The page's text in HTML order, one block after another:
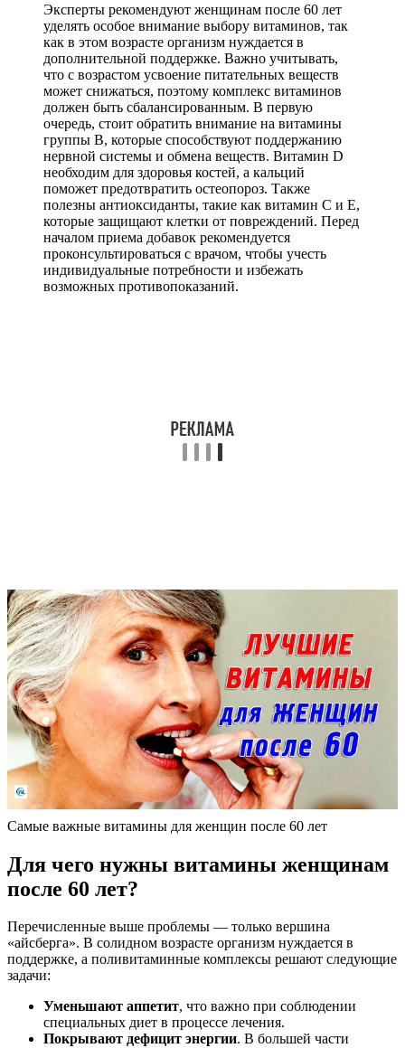
Эксперты рекомендуют женщинам после 60 лет
уделять особое внимание выбору витаминов, так
как в этом возрасте организм нуждается в
дополнительной поддержке. Важно учитывать,
что с возрастом усвоение питательных веществ
может снижаться, поэтому комплекс витаминов
должен быть сбалансированным. В первую
очередь, стоит обратить внимание на витамины
группы B, которые способствуют поддержанию
нервной системы и обмена веществ. Витамин D
необходим для здоровья костей, а кальций
поможет предотвратить остеопороз. Также
полезны антиоксиданты, такие как витамин C и E,
которые защищают клетки от повреждений. Перед
началом приема добавок рекомендуется
проконсультироваться с врачом, чтобы учесть
индивидуальные потребности и избежать
возможных противопоказаний.
Самые важные витамины для женщин после 60 лет
Для чего нужны витамины женщинам
после 60 лет?
Перечисленные выше проблемы — только вершина
«айсберга». В солидном возрасте организм нуждается в
поддержке, а поливитаминные комплексы решают следующие
задачи:
Уменьшают аппетит, что важно при соблюдении
специальных диет в процессе лечения.
Покрывают дефицит энергии. В большей части